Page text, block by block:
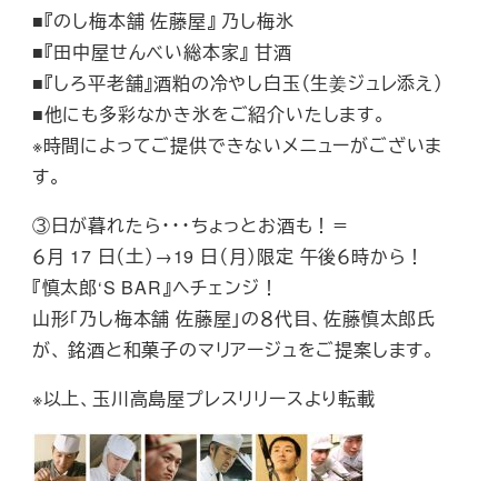
■『のし梅本舗 佐藤屋』 乃し梅氷
■『田中屋せんべい総本家』 甘酒
■『しろ平老舗』酒粕の冷やし白玉（生姜ジュレ添え）
■他にも多彩なかき氷をご紹介いたします。
※時間によってご提供できないメニューがございま
す。
③日が暮れたら･･･ちょっとお酒も！＝
６月 17 日（土）→19 日（月）限定 午後６時から！
『慎太郎‘S BAR』へチェンジ！
山形「乃し梅本舗 佐藤屋」の８代目、佐藤慎太郎氏
が、 銘酒と和菓子のマリアージュをご提案します。
※以上、玉川高島屋プレスリリースより転載